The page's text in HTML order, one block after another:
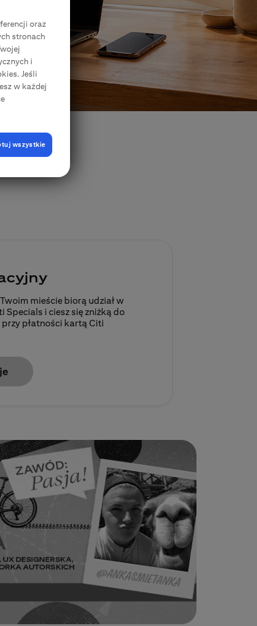
Zgody Elektroniczne
CitiDirect Mobile
Korporacje, przedsiębiorstwa, samorządy
mieście biorą udział w
i ciesz się zniżką do
płatności kartą Citi
oraz
stronach
i
Jeśli
w każdej
wszystkie